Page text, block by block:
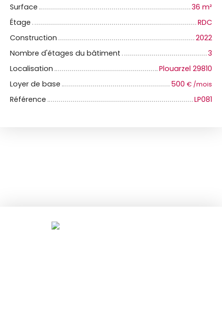
Surface 36 m²
Étage
RDC
Construction
2022
Nombre d'étages du bâtiment
3
Localisation
Plouarzel 29810
Loyer de base
500 € /mois
Référence LP081